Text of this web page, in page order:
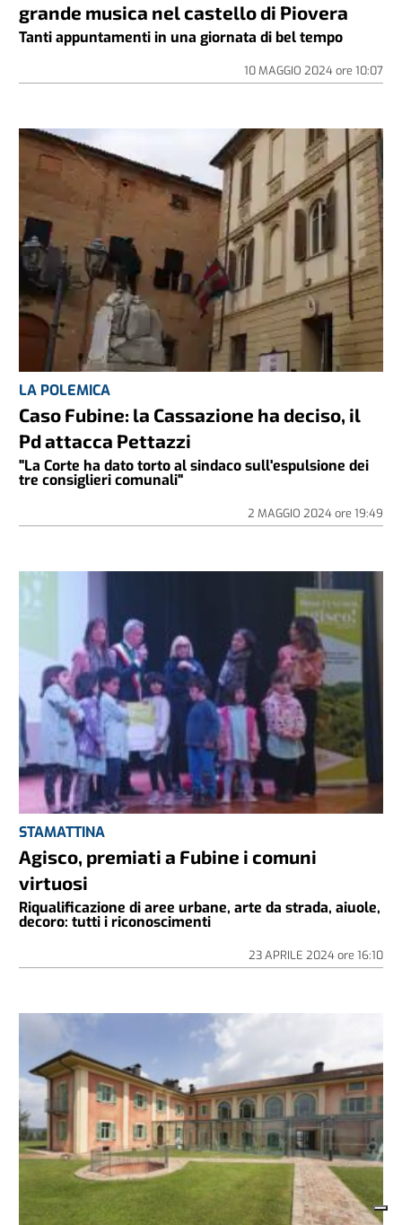
grande musica nel castello di Piovera
Tanti appuntamenti in una giornata di bel tempo
10 MAGGIO 2024ore 10:07
LA POLEMICA
Caso Fubine: la Cassazione ha deciso, il
Pd attacca Pettazzi
"La Corte ha dato torto al sindaco sull'espulsione dei
tre consiglieri comunali"
2 MAGGIO 2024ore 19:49
STAMATTINA
Agisco, premiati a Fubine i comuni
virtuosi
Riqualificazione di aree urbane, arte da strada, aiuole,
decoro: tutti i riconoscimenti
23 APRILE 2024ore 16:10